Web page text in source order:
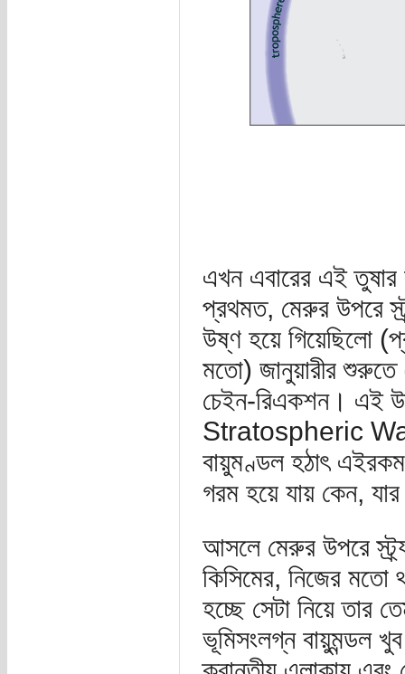
এখন এবারের এই
প্রথমত, মেরুর উপরে
উষ্ণ হয়ে গিয়েছিলো
মতো) জানুয়ারীর শুরুতে
চেইন-রিএকশন। এই
Stratospheric
বায়ুমণ্ডল হঠাৎ
গরম হয়ে যায় কেন,
আসলে মেরুর উপরে
কিসিমের, নিজের মতো
হচ্ছে সেটা নিয়ে তার
ভূমিসংলগ্ন বায়ুমন্ডল